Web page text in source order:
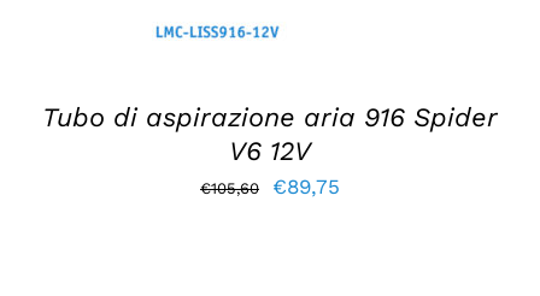
Tubo di aspirazione aria 916 Spider
V6 12V
€105,60
Il
€89,75